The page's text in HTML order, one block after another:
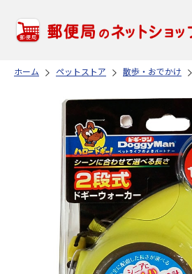
ホーム ペットストア 散歩・おでかけ